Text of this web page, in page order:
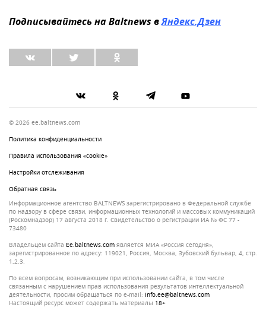
Подписывайтесь на Baltnews вЯндекс.Дзен
© 2026 ee.baltnews.com
Политика конфиденциальности
Правила использования «cookie»
Настройки отслеживания
Обратная связь
Информационное агентство BALTNEWS зарегистрировано в Федеральной службе
по надзору в сфере связи, информационных технологий и массовых коммуникаций
(Роскомнадзор) 17 августа 2018 г. Свидетельство о регистрации ИА № ФС 77 -
73480
Владельцем сайта
ee.baltnews.com является МИА «Россия сегодня»,
зарегистрированное по адресу: 119021, Россия, Москва, Зубовский бульвар, 4, стр.
1,2.3.
По всем вопросам, возникающим при использовании сайта, в том числе
связанным с нарушением прав использования результатов интеллектуальной
деятельности, просим обращаться по e-mail: info.ee@baltnews.com
Настоящий ресурс может содержать материалы 18+